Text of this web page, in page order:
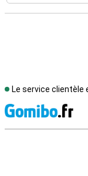
Le service clientèle